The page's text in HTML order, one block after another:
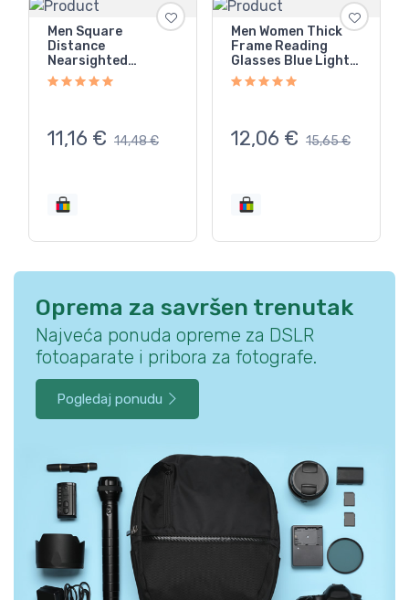
Men Square
Distance
Nearsighted
Eyeglasses Fashion
Clear Lens Myopia
11,16 € 14,48€
Men Women Thick
Frame Reading
Glasses Blue Light
Blocking Fashion
Glasses
12,06 € 15,65€
Oprema za savršen trenutak
Najveća ponuda opreme za DSLR
fotoaparate i pribora za fotografe.
Pogledaj ponudu